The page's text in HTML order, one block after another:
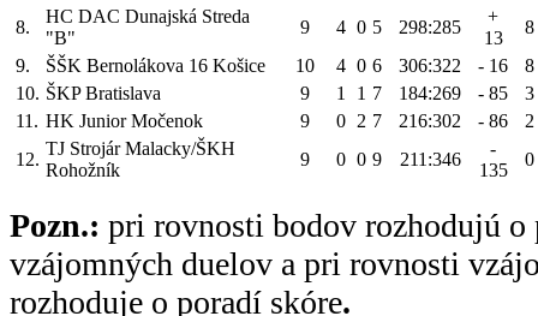
8.
HC DAC Dunajská Streda
"B"
9 4 0 5 298:285
+
13
8
9.
ŠŠK Bernolákova 16 Košice 10 4 0 6 306:322 - 16
8
10. ŠKP Bratislava 9 1 1 7 184:269 - 85
3
11. HK Junior Močenok 9 0 2 7 216:302 - 86
2
12.
TJ Strojár Malacky/ŠKH
Rohožník
9 0 0 9 211:346
-
135
0
Pozn.: pri rovnosti bodov rozhodujú o
vzájomných duelov a pri rovnosti
rozhoduje o poradí skóre.